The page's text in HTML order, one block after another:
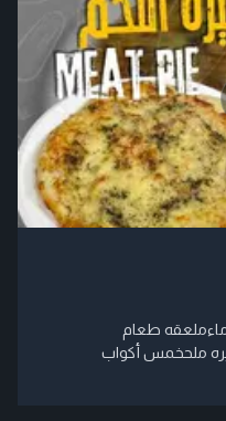
طعام
ملحخمس أكواب